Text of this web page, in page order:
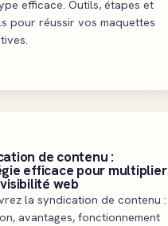
efficace. Outils, étapes et
pour réussir vos maquettes
de contenu :
efficace pour multiplier
web
la syndication de contenu :
avantages, fonctionnement